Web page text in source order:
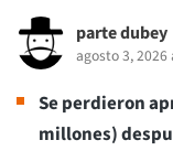
parte dubey
agosto 3, 2026
Se perdieron
millones)